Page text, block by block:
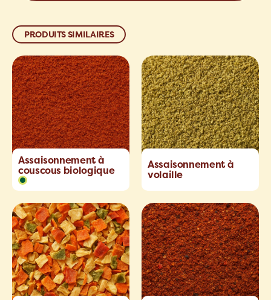
PRODUITS SIMILAIRES
Assaisonnement à
couscous biologique
Assaisonnement à
volaille